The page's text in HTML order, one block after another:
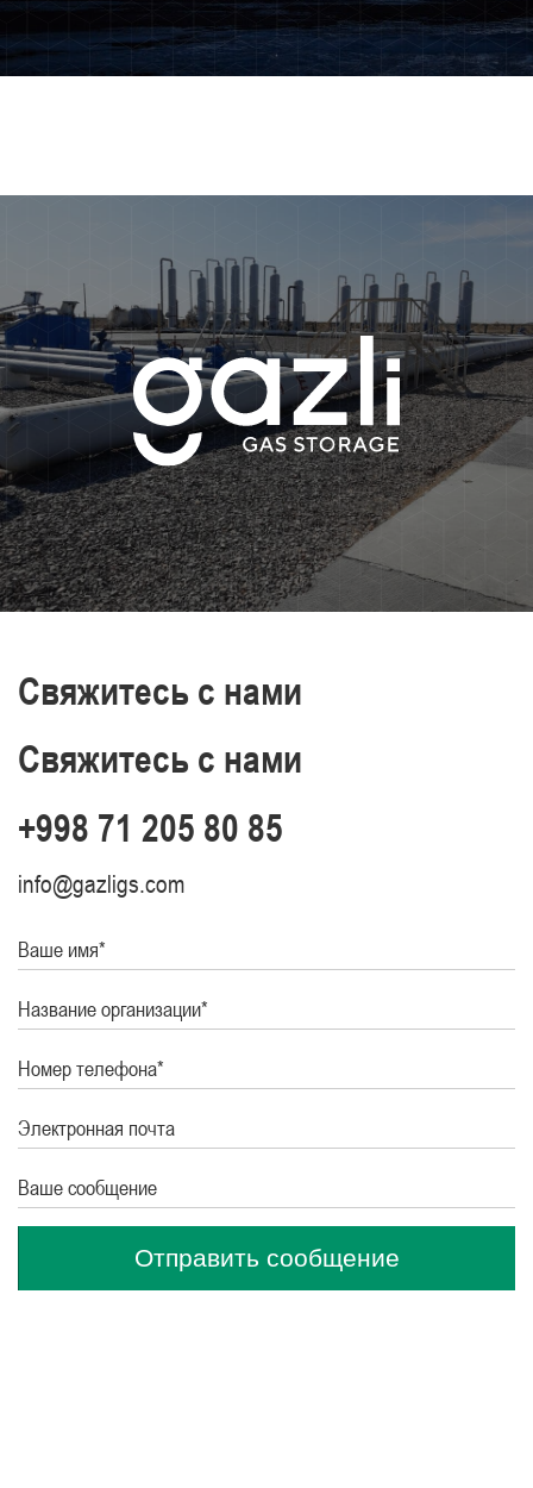
Свяжитесь с нами
Свяжитесь с нами
+998 71 205 80 85
info@gazligs.com
Ваше имя*
Название организации*
Номер телефона*
Электронная почта
Ваше сообщение
Отправить сообщение